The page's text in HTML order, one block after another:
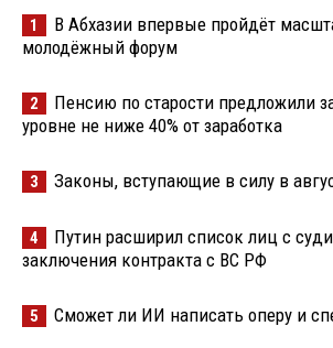
1
В Абхазии впервые пройдёт
молодёжный форум
2
Пенсию по старости предложили
уровне не ниже 40% от заработка
3 Законы, вступающие в силу в
4
Путин расширил список лиц с
заключения контракта с ВС РФ
5 Сможет ли ИИ написать оперу и